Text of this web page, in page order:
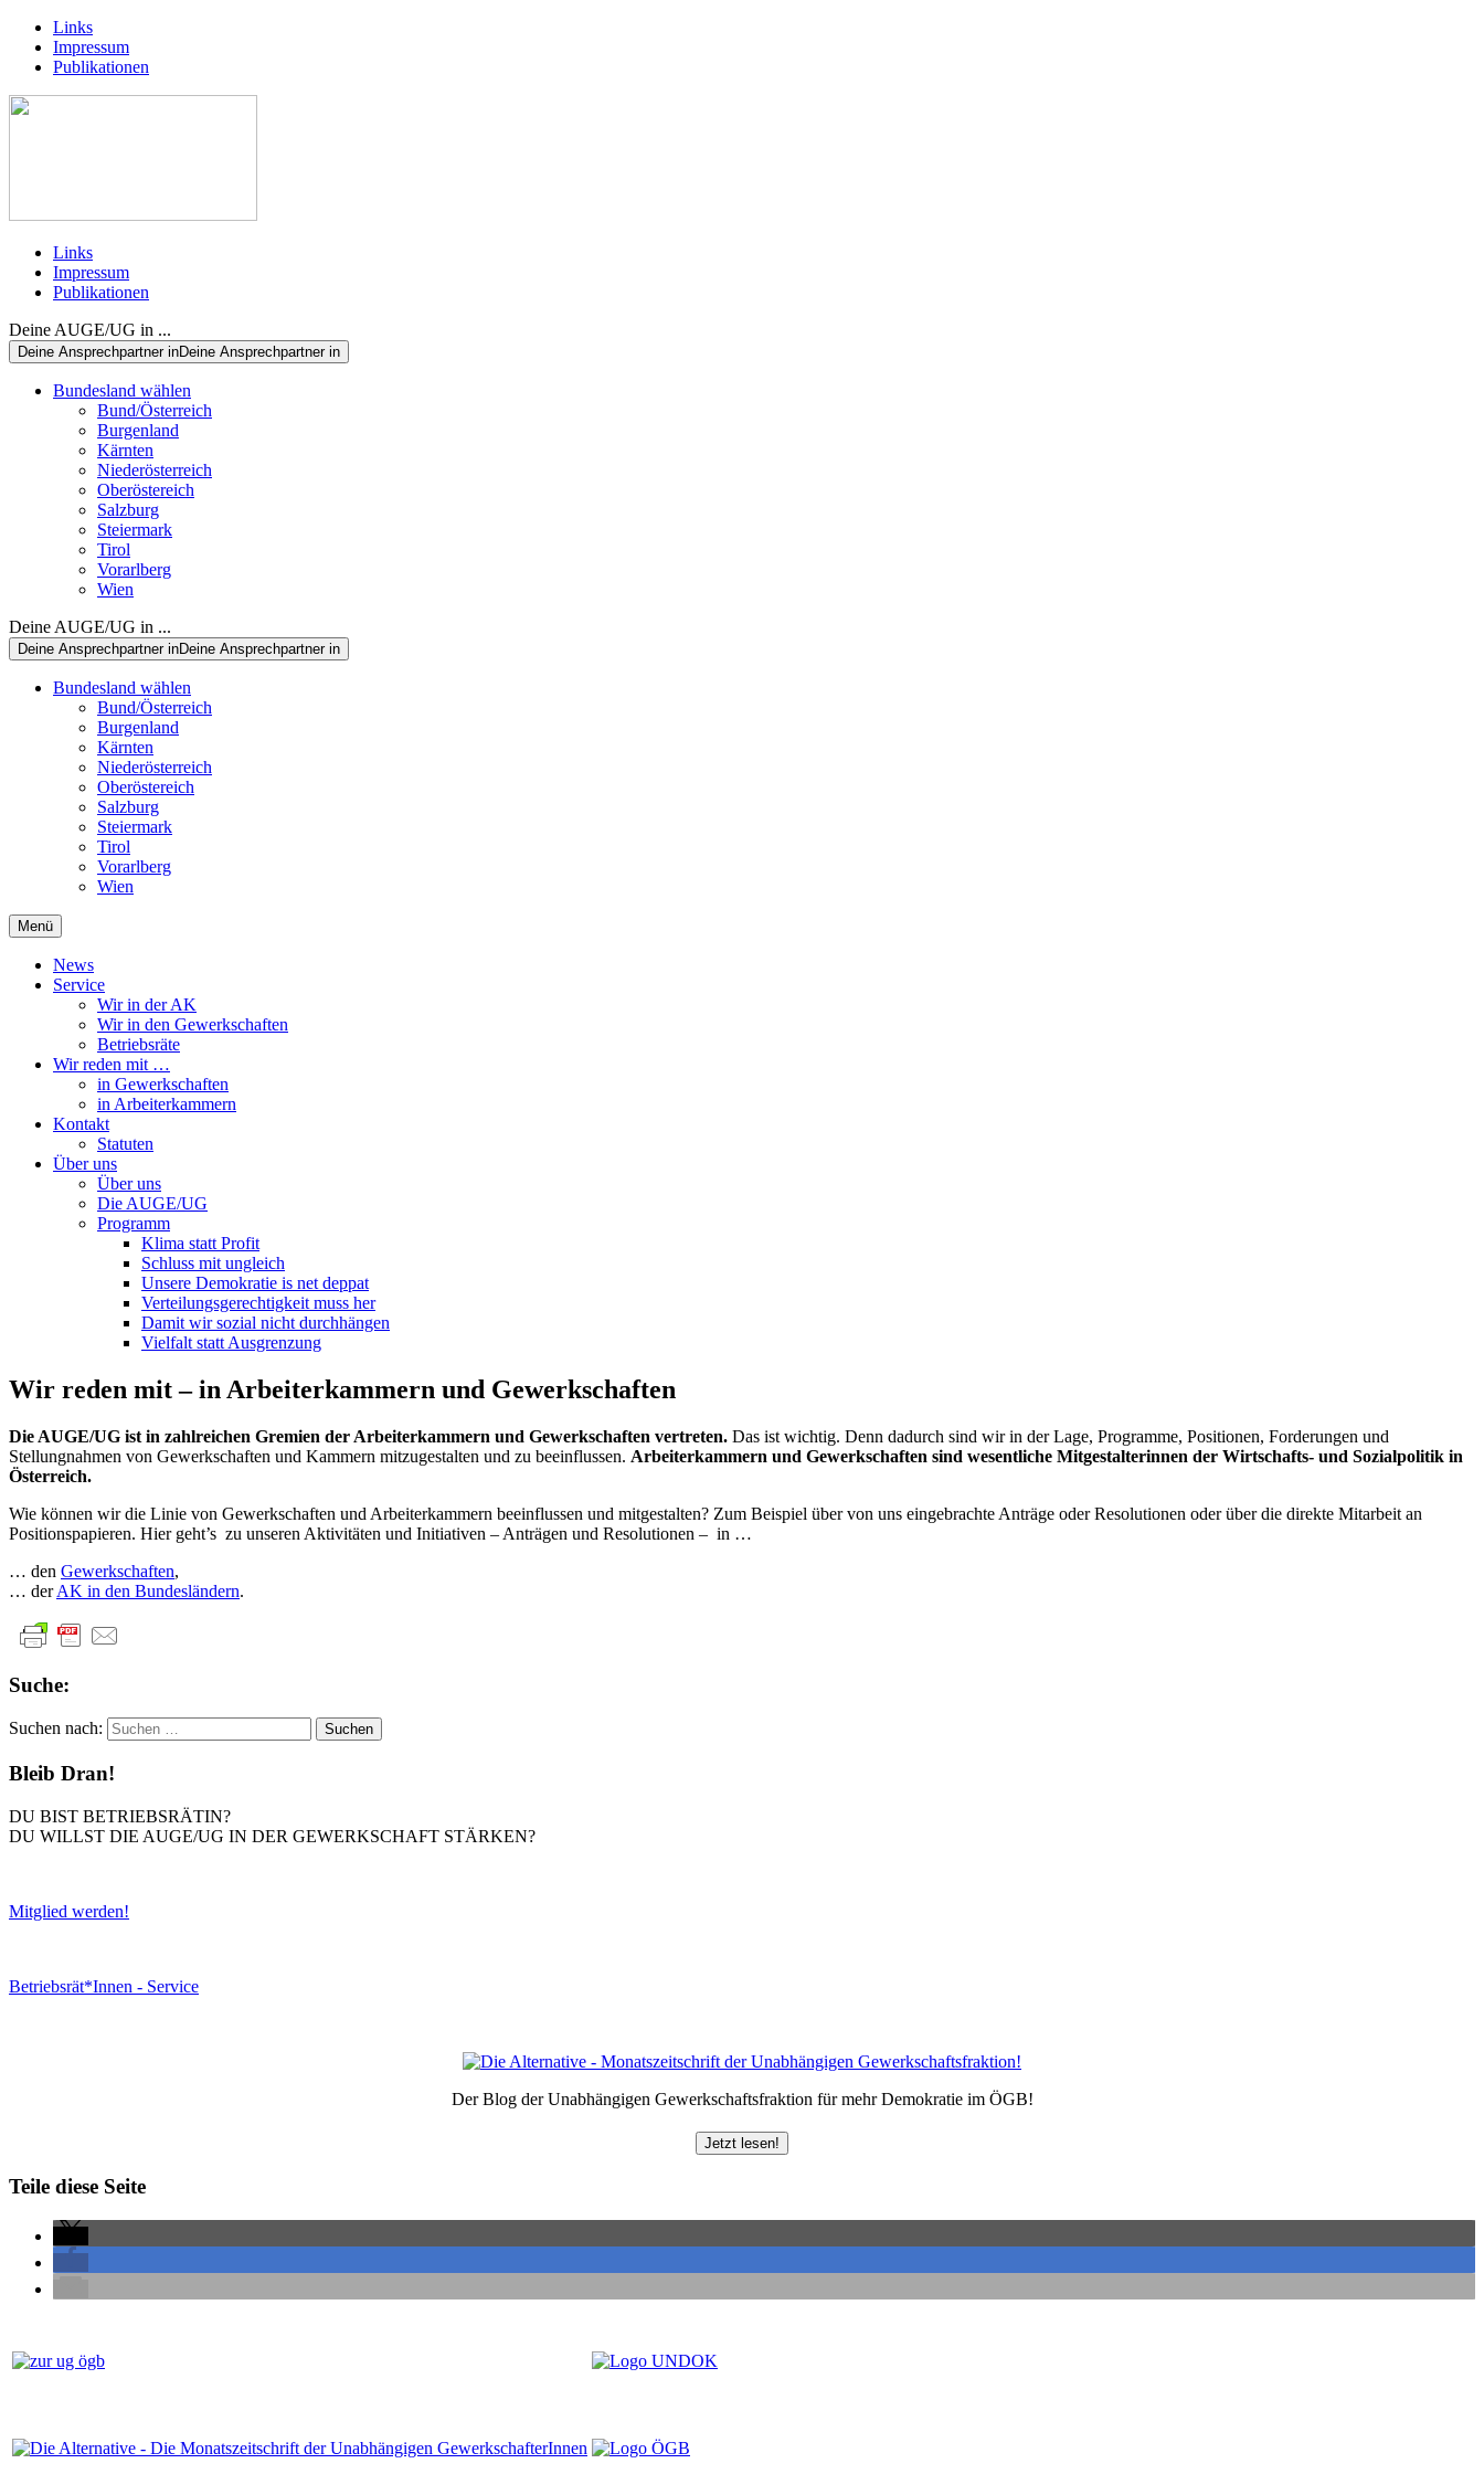
Links
Impressum
Publikationen
Links
Impressum
Publikationen
Deine AUGE/UG in ...
Deine Ansprechpartner inDeine Ansprechpartner in
Bundesland wählen
Bund/Österreich
Burgenland
Kärnten
Niederösterreich
Oberöstereich
Salzburg
Steiermark
Tirol
Vorarlberg
Wien
Deine AUGE/UG in ...
Deine Ansprechpartner inDeine Ansprechpartner in
Bundesland wählen
Bund/Österreich
Burgenland
Kärnten
Niederösterreich
Oberöstereich
Salzburg
Steiermark
Tirol
Vorarlberg
Wien
Menü
News
Service
Wir in der AK
Wir in den Gewerkschaften
Betriebsräte
Wir reden mit …
in Gewerkschaften
in Arbeiterkammern
Kontakt
Statuten
Über uns
Über uns
Die AUGE/UG
Programm
Klima statt Profit
Schluss mit ungleich
Unsere Demokratie is net deppat
Verteilungsgerechtigkeit muss her
Damit wir sozial nicht durchhängen
Vielfalt statt Ausgrenzung
Wir reden mit – in Arbeiterkammern und Gewerkschaften
Die AUGE/UG ist in zahlreichen Gremien der Arbeiterkammern und Gewerkschaften vertreten. Das ist wichtig. Denn dadurch sind wir in der Lage, Programme, Positionen, Forderungen und
Stellungnahmen von Gewerkschaften und Kammern mitzugestalten und zu beeinflussen. Arbeiterkammern und Gewerkschaften sind wesentliche Mitgestalterinnen der Wirtschafts- und Sozialpolitik in
Österreich.
Wie können wir die Linie von Gewerkschaften und Arbeiterkammern beeinflussen und mitgestalten? Zum Beispiel über von uns eingebrachte Anträge oder Resolutionen oder über die direkte Mitarbeit an
Positionspapieren. Hier geht’s zu unseren Aktivitäten und Initiativen – Anträgen und Resolutionen – in …
… den Gewerkschaften,
… derAK in den Bundesländern.
Suche:
Suchen nach:
Bleib Dran!
DU BIST BETRIEBSRÄTIN?
DU WILLST DIE AUGE/UG IN DER GEWERKSCHAFT STÄRKEN?
Mitglied werden!
Betriebsrät*Innen - Service
Der Blog der Unabhängigen Gewerkschaftsfraktion für mehr Demokratie im ÖGB!
Jetzt lesen!
Teile diese Seite